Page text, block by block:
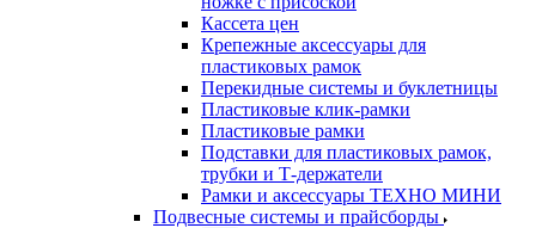
Кассета цен
Крепежные аксессуары для
пластиковых рамок
Перекидные системы и буклетницы
Пластиковые клик-рамки
Пластиковые рамки
Подставки для пластиковых рамок,
трубки и Т-держатели
Рамки и аксессуары ТЕХНО МИНИ
Подвесные системы и прайсборды